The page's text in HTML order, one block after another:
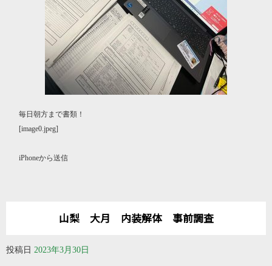
毎日朝方まで書類！
[image0.jpeg]
iPhoneから送信
山梨 大月 内装解体 事前調査
投稿日 2023年3月30日